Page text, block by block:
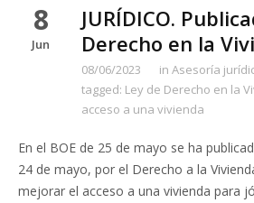
8
Jun
JURÍDICO.
Derecho en la
08/06/2023 in Asesoría
tagged: Ley de Derecho en la
acceso a una vivienda
En el BOE de 25 de mayo se ha
24 de mayo, por el Derecho a la
mejorar el acceso a una vivienda para